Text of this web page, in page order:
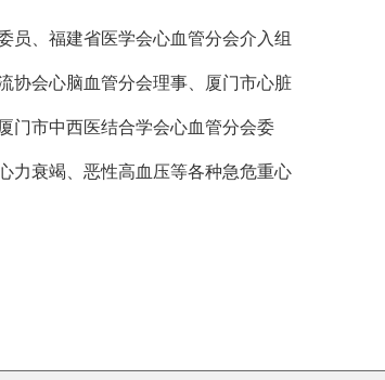
员、福建省医学会心血管分会介入组
协会心脑血管分会理事、厦门市心脏
门市中西医结合学会心血管分会委
力衰竭、恶性高血压等各种急危重心